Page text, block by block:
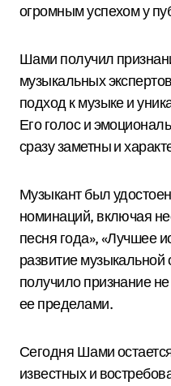
огромным успехом у
Шами получил
музыкальных
подход к музыке и
Его голос и
сразу заметны и
Музыкант был
номинаций, включая
песня года», «Лучшее
развитие музыкальной
получило признание
ее пределами.
Сегодня Шами
известных и